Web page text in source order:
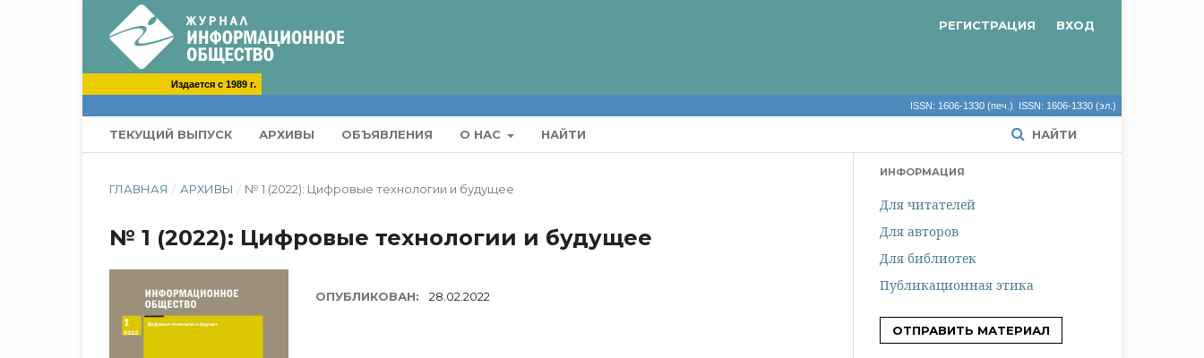
Издается с 1989 г.
ISSN: 1606-1330 (печ.) ISSN: 1606-1330 (эл.)
ТЕКУЩИЙ ВЫПУСК АРХИВЫ ОБЪЯВЛЕНИЯ О НАС НАЙТИ НАЙТИ
РЕГИСТРАЦИЯ ВХОД
ГЛАВНАЯ / АРХИВЫ / № 1 (2022): Цифровые технологии и будущее
№ 1 (2022): Цифровые технологии и будущее
ОПУБЛИКОВАН: 28.02.2022
ИНФОРМАЦИЯ
Для читателей
Для авторов
Для библиотек
Публикационная этика
ОТПРАВИТЬ МАТЕРИАЛ